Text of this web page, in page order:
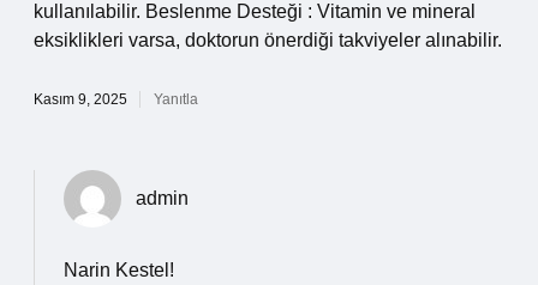
kullanılabilir. Beslenme Desteği : Vitamin ve mineral
eksiklikleri varsa, doktorun önerdiği takviyeler alınabilir.
Kasım 9, 2025 Yanıtla
admin
Narin Kestel!